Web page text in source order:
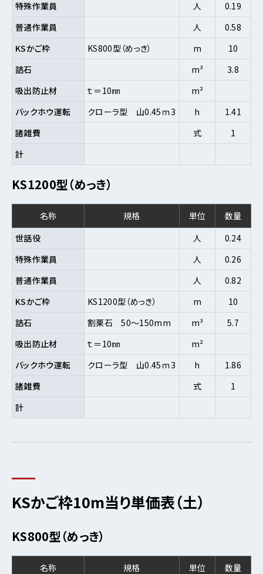
特殊作業員 人
0.19
普通作業員
人
0.58
KSかご枠
KS800型（めっき） m
10
詰石
m³
3.8
吸出防止材
ｔ＝10㎜
m²
バックホウ運転
クローラ型 山0.45ｍ3 h
1.41
諸雑費
式
1
計
KS1200型（めっき）
名称 規格 単位
数量
世話役
人
0.24
特殊作業員
人
0.26
普通作業員
人
0.82
KSかご枠
KS1200型（めっき） m
10
詰石
割栗石 50～150mm m³
5.7
吸出防止材
ｔ＝10㎜
m²
バックホウ運転
クローラ型 山0.45ｍ3 h
1.86
諸雑費
式
1
計
KSかご枠10m当り単価表（土）
KS800型（めっき）
名称 規格 単位
数量